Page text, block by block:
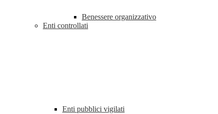
Benessere organizzativo
Enti controllati
Enti pubblici vigilati